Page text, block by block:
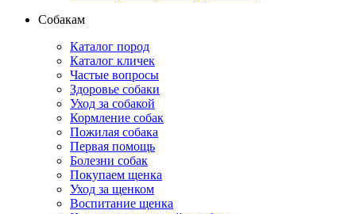
Собакам
Каталог пород
Каталог кличек
Частые вопросы
Здоровье собаки
Уход за собакой
Кормление собак
Пожилая собака
Первая помощь
Болезни собак
Покупаем щенка
Уход за щенком
Воспитание щенка